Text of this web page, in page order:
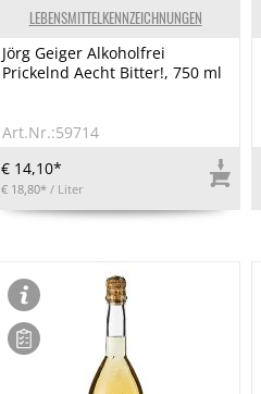
LEBENSMITTELKENNZEICHNUNGEN
Jörg Geiger Alkoholfrei
Prickelnd Aecht Bitter!, 750 ml
Art.Nr.:59714
€ 14,10*
€ 18,80* / Liter